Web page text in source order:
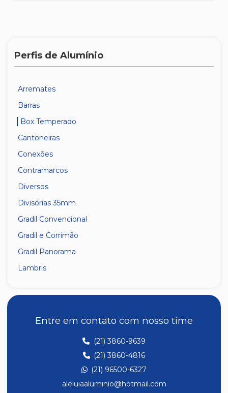
Perfis de Alumínio
Arremates
Barras
Box Temperado
Cantoneiras
Conexões
Contramarcos
Diversos
Divisórias 35mm
Gradil Convencional
Gradil e Corrimão
Gradil Panorama
Lambris
Linha 25
Linha de Temperado
Linha de Temperado Leve
Entre em contato com nosso time
(21) 3860-9639
(21) 3860-4816
(21) 96500-6327
aleluiaaluminio@hotmail.com